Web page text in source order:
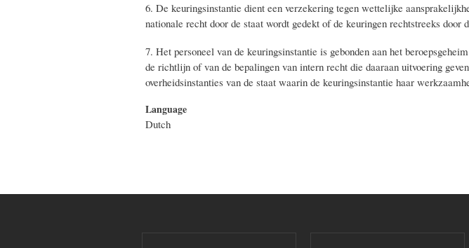
6. De keuringsinstantie dient een verzekering tegen wettelijke
nationale recht door de staat wordt gedekt of de keuringen rechtstreeks door
7. Het personeel van de keuringsinstantie is gebonden aan het
de richtlijn of van de bepalingen van intern recht die daaraan uitvoering
overheidsinstanties van de staat waarin de keuringsinstantie haar
Language
Dutch